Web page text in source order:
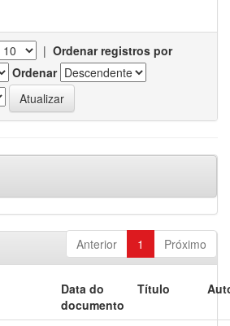
| Ordenar registros por
Ordenar
Anterior 1 Próximo
Data do
documento
Título